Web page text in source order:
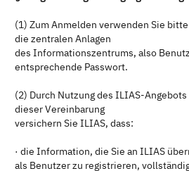
(1) Zum Anmelden verwenden Sie
die zentralen Anlagen
des Informationszentrums, also
entsprechende Passwort.
(2) Durch Nutzung des ILIAS-
dieser Vereinbarung
versichern Sie ILIAS, dass:
· die Information, die Sie an ILIAS
als Benutzer zu registrieren,